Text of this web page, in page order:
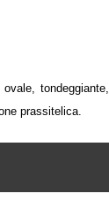
ovale,
prassitelica.